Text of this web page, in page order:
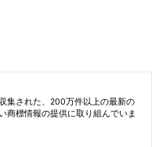
集された、200万件以上の最新の
商標情報の提供に取り組んでいま